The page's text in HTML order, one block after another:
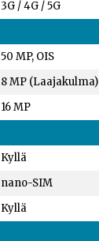
3G / 4G / 5G
50 MP, OIS
8 MP (Laajakulma)
16 MP
Kyllä
nano-SIM
Kyllä